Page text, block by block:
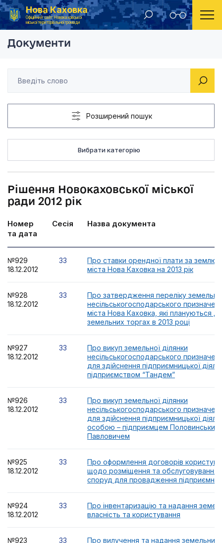
Нова Каховка
Офіційний сайт Новокаховської
міської територіальної громади
Головна Рішення Новокаховської міської ради 2012 рік
Документи
Розширений пошук
Вибрати категорію
Рішення Новокаховської міської
ради 2012 рік
Номер
та дата
Сесія Назва документа
№929
18.12.2012
33
Про ставки орендної плати за землю
міста Нова Каховка на 2013 рік
№928
18.12.2012
33
Про затвердження переліку
несільськогосподарського
міста Нова Каховка, які плануються
земельних торгах в 2013 році
№927
18.12.2012
33
Про викуп земельної ділянки
несільськогосподарського
для здійснення підприємницької
підприємством “Тандем”
№926
18.12.2012
33
Про викуп земельної ділянки
несільськогосподарського
для здійснення підприємницької
особою – підприємцем Половинським
Павловичем
№925
18.12.2012
33
Про оформлення договорів
щодо розміщення та обслуговування
споруд для провадження
№924
18.12.2012
33
Про інвентаризацію та надання
власність та користування
№923
33 Про вилучення та надання земельних